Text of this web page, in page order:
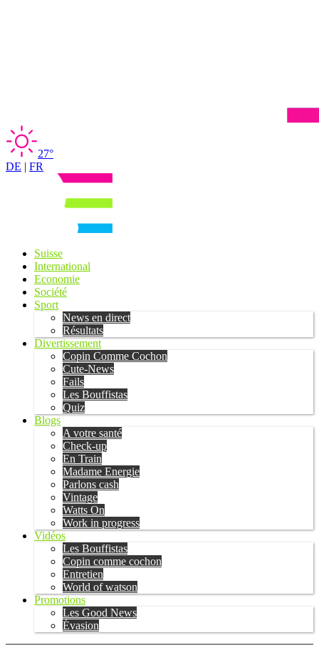
27°
DE | FR
Suisse
International
Economie
Société
Sport
News en direct
Résultats
Divertissement
Copin Comme Cochon
Cute-News
Fails
Les Bouffistas
Quiz
Blogs
A votre santé
Check-up
En Train
Madame Energie
Parlons cash
Vintage
Watts On
Work in progress
Vidéos
Les Bouffistas
Copin comme cochon
Entretien
World of watson
Promotions
Les Good News
Évasion